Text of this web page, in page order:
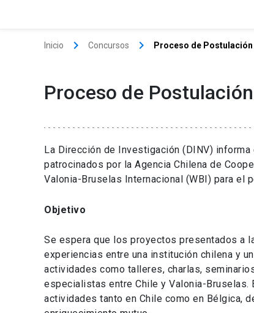
Inicio keyboard_arrow_right Concursos keyboard_arrow_right Proceso de
Proceso de
La Dirección de Investigación (DINV)
patrocinados por la Agencia Chilena de
Valonia-Bruselas Internacional (WBI) para el
Objetivo
Se espera que los proyectos presentados a
experiencias entre una institución chilena y
actividades como talleres, charlas,
especialistas entre Chile y Valonia-
actividades tanto en Chile como en Bélgica,